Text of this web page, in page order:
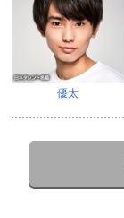
優太